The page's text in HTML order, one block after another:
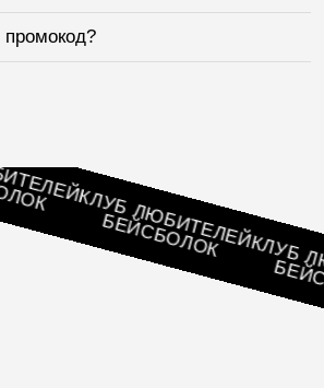
промокод?
КЛУБ ЛЮБИТЕЛЕЙ
БЕЙСБОЛОК КЛУБ